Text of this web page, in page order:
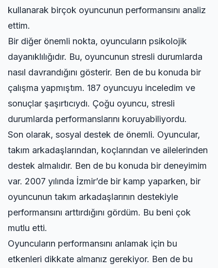
kullanarak birçok oyuncunun performansını analiz
ettim.
Bir diğer önemli nokta, oyuncuların psikolojik
dayanıklılığıdır. Bu, oyuncunun stresli durumlarda
nasıl davrandığını gösterir. Ben de bu konuda bir
çalışma yapmıştım. 187 oyuncuyu inceledim ve
sonuçlar şaşırtıcıydı. Çoğu oyuncu, stresli
durumlarda performanslarını koruyabiliyordu.
Son olarak, sosyal destek de önemli. Oyuncular,
takım arkadaşlarından, koçlarından ve ailelerinden
destek almalıdır. Ben de bu konuda bir deneyimim
var. 2007 yılında İzmir’de bir kamp yaparken, bir
oyuncunun takım arkadaşlarının destekiyle
performansını arttırdığını gördüm. Bu beni çok
mutlu etti.
Oyuncuların performansını anlamak için bu
etkenleri dikkate almanız gerekiyor. Ben de bu